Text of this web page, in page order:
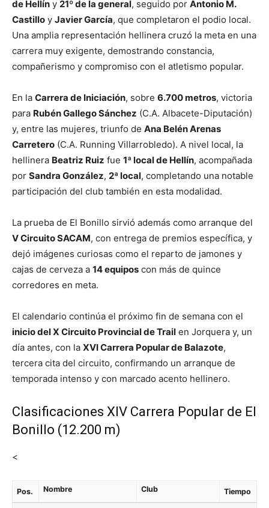
de Hellín y 21º de la general, seguido por Antonio M.
Castillo y Javier García, que completaron el podio local.
Una amplia representación hellinera cruzó la meta en una
carrera muy exigente, demostrando constancia,
compañerismo y compromiso con el atletismo popular.
En la Carrera de Iniciación, sobre 6.700 metros, victoria
para Rubén Gallego Sánchez (C.A. Albacete-Diputación)
y, entre las mujeres, triunfo de Ana Belén Arenas
Carretero (C.A. Running Villarrobledo). A nivel local, la
hellinera Beatriz Ruiz fue 1ª local de Hellín, acompañada
por Sandra González, 2ª local, completando una notable
participación del club también en esta modalidad.
La prueba de El Bonillo sirvió además como arranque del
V Circuito SACAM, con entrega de premios específica, y
dejó imágenes curiosas como el reparto de jamones y
cajas de cerveza a 14 equipos con más de quince
corredores en meta.
El calendario continúa el próximo fin de semana con el
inicio del X Circuito Provincial de Trail en Jorquera y, un
día antes, con la XVI Carrera Popular de Balazote,
tercera cita del circuito, confirmando un arranque de
temporada intenso y con marcado acento hellinero.
Clasificaciones XIV Carrera Popular de El
Bonillo (12.200 m)
<
Pos. Nombre Club Tiempo